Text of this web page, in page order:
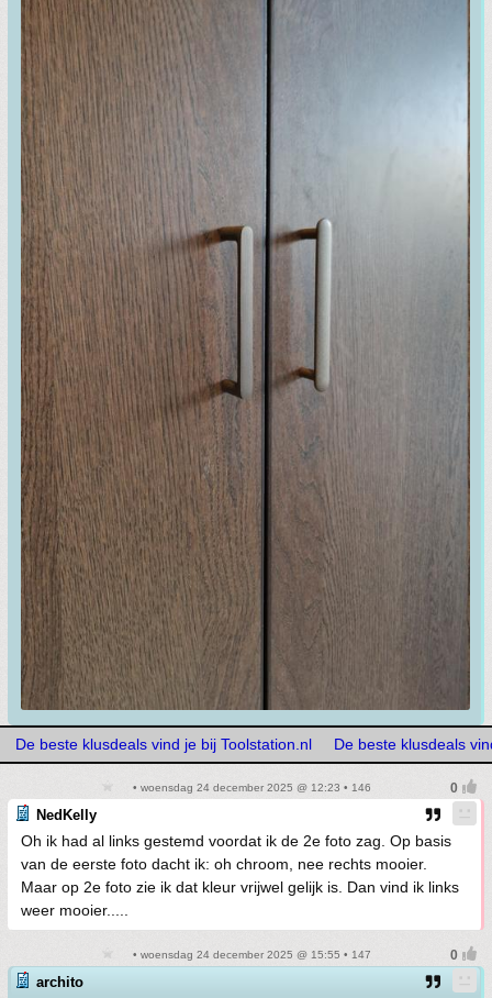
De beste klusdeals vind je bij Toolstation.nl De beste klusdeals
• woensdag 24 december 2025 @ 12:23 • 146
NedKelly
Oh ik had al links gestemd voordat ik de 2e foto zag. Op basis
van de eerste foto dacht ik: oh chroom, nee rechts mooier.
Maar op 2e foto zie ik dat kleur vrijwel gelijk is. Dan vind ik links
weer mooier.....
• woensdag 24 december 2025 @ 15:55 • 147
archito